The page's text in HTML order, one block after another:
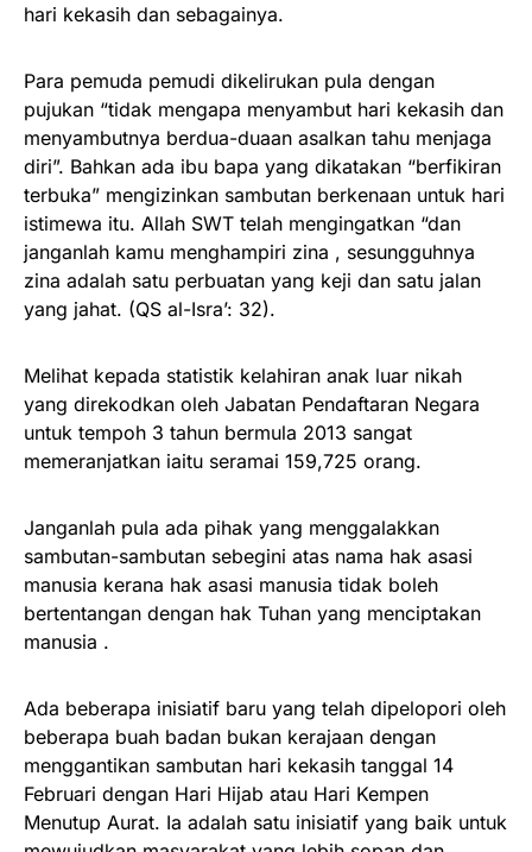
hari kekasih dan sebagainya.
Para pemuda pemudi dikelirukan pula dengan
pujukan “tidak mengapa menyambut hari kekasih dan
menyambutnya berdua-duaan asalkan tahu menjaga
diri”. Bahkan ada ibu bapa yang dikatakan “berfikiran
terbuka” mengizinkan sambutan berkenaan untuk hari
istimewa itu. Allah SWT telah mengingatkan “dan
janganlah kamu menghampiri zina , sesungguhnya
zina adalah satu perbuatan yang keji dan satu jalan
yang jahat. (QS al-Isra’: 32).
Melihat kepada statistik kelahiran anak luar nikah
yang direkodkan oleh Jabatan Pendaftaran Negara
untuk tempoh 3 tahun bermula 2013 sangat
memeranjatkan iaitu seramai 159,725 orang.
Janganlah pula ada pihak yang menggalakkan
sambutan-sambutan sebegini atas nama hak asasi
manusia kerana hak asasi manusia tidak boleh
bertentangan dengan hak Tuhan yang menciptakan
manusia .
Ada beberapa inisiatif baru yang telah dipelopori oleh
beberapa buah badan bukan kerajaan dengan
menggantikan sambutan hari kekasih tanggal 14
Februari dengan Hari Hijab atau Hari Kempen
Menutup Aurat. Ia adalah satu inisiatif yang baik untuk